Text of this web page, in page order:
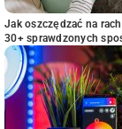
Jak oszczędzać na
30+ sprawdzonych